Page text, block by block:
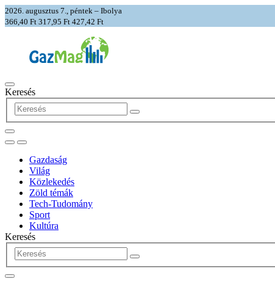
2026. augusztus 7., péntek – Ibolya
366,40 Ft 317,95 Ft 427,42 Ft
Keresés
Gazdaság
Világ
Közlekedés
Zöld témák
Tech-Tudomány
Sport
Kultúra
Keresés